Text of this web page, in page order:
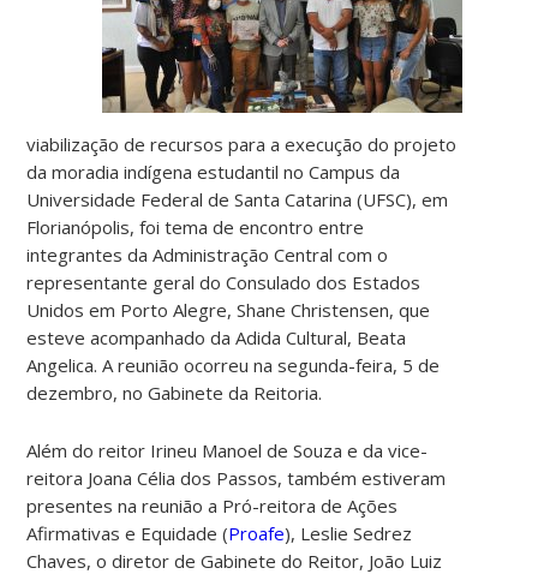
viabilização de recursos para a execução do projeto
da moradia indígena estudantil no Campus da
Universidade Federal de Santa Catarina (UFSC), em
Florianópolis, foi tema de encontro entre
integrantes da Administração Central com o
representante geral do Consulado dos Estados
Unidos em Porto Alegre, Shane Christensen, que
esteve acompanhado da Adida Cultural, Beata
Angelica. A reunião ocorreu na segunda-feira, 5 de
dezembro, no Gabinete da Reitoria.
Além do reitor Irineu Manoel de Souza e da vice-
reitora Joana Célia dos Passos, também estiveram
presentes na reunião a Pró-reitora de Ações
Afirmativas e Equidade (Proafe), Leslie Sedrez
Chaves, o diretor de Gabinete do Reitor, João Luiz